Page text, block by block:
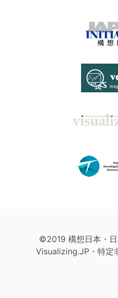
©2019 構想日本・日
Visualizing.JP・特定